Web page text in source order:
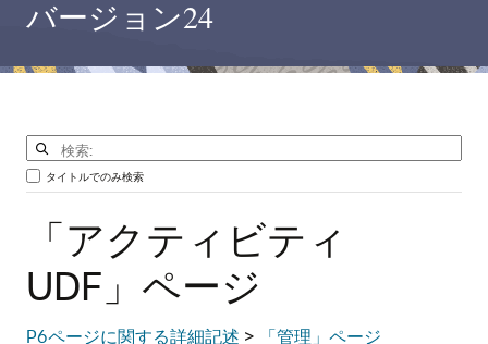
バージョン24
タイトルでのみ検索
「アクティビティ
UDF」ページ
P6ページに関する詳細記述 >
「管理」ページ